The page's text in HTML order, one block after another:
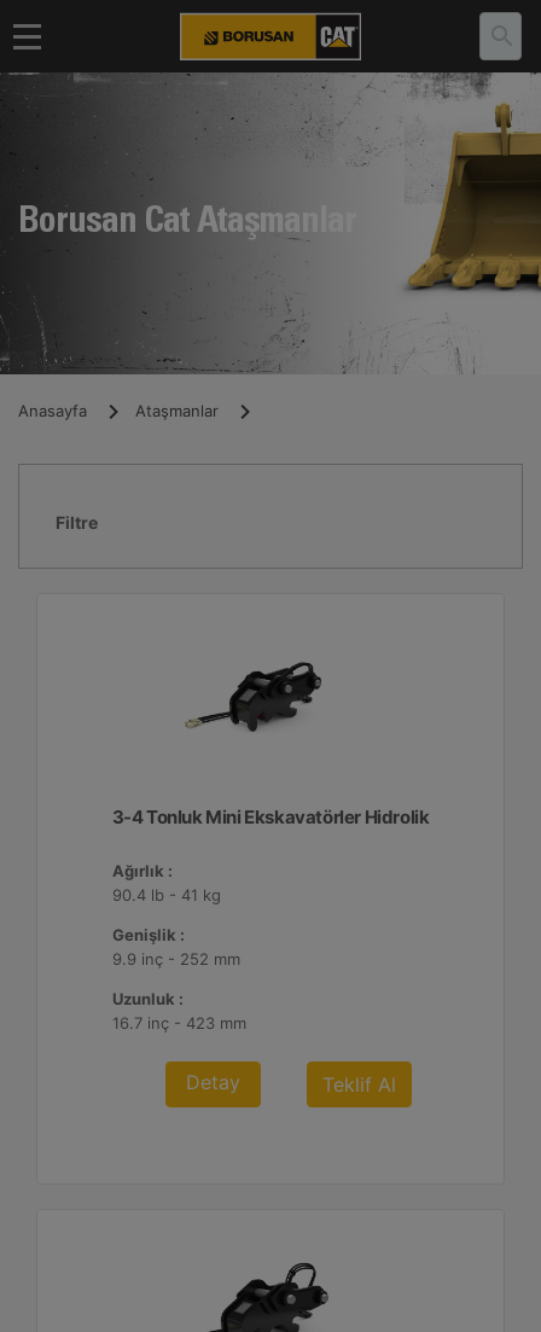
Borusan Cat Ataşmanlar
Anasayfa Ataşmanlar
Filtre
3-4 Tonluk Mini Ekskavatörler Hidrolik
Ağırlık :
90.4 lb - 41 kg
Genişlik :
9.9 inç - 252 mm
Uzunluk :
16.7 inç - 423 mm
Detay Teklif Al